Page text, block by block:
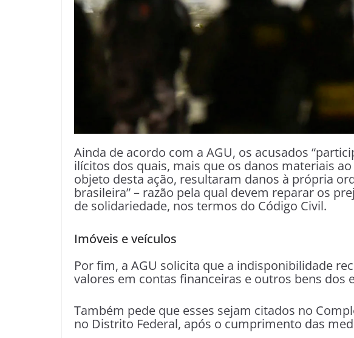
Ainda de acordo com a AGU, os acusados
ilícitos dos quais, mais que os danos materiais
objeto desta ação, resultaram danos à própria
brasileira” – razão pela qual devem reparar os
de solidariedade, nos termos do Código Civil.
Imóveis e veículos
Por fim, a AGU solicita que a indisponibilidade
valores em contas financeiras e outros bens dos
Também pede que esses sejam citados no
no Distrito Federal, após o cumprimento das